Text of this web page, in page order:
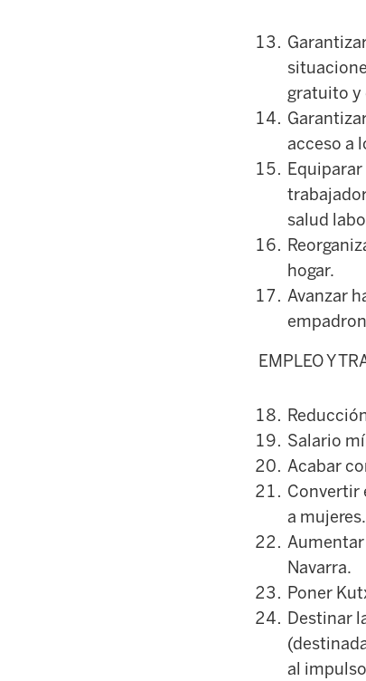
gratuito y
acceso a
salud
hogar.
Avanzar
EMPLEO Y
Salario
Acabar
Convertir
a mujeres.
Aumentar
Navarra.
Poner
Destinar
al